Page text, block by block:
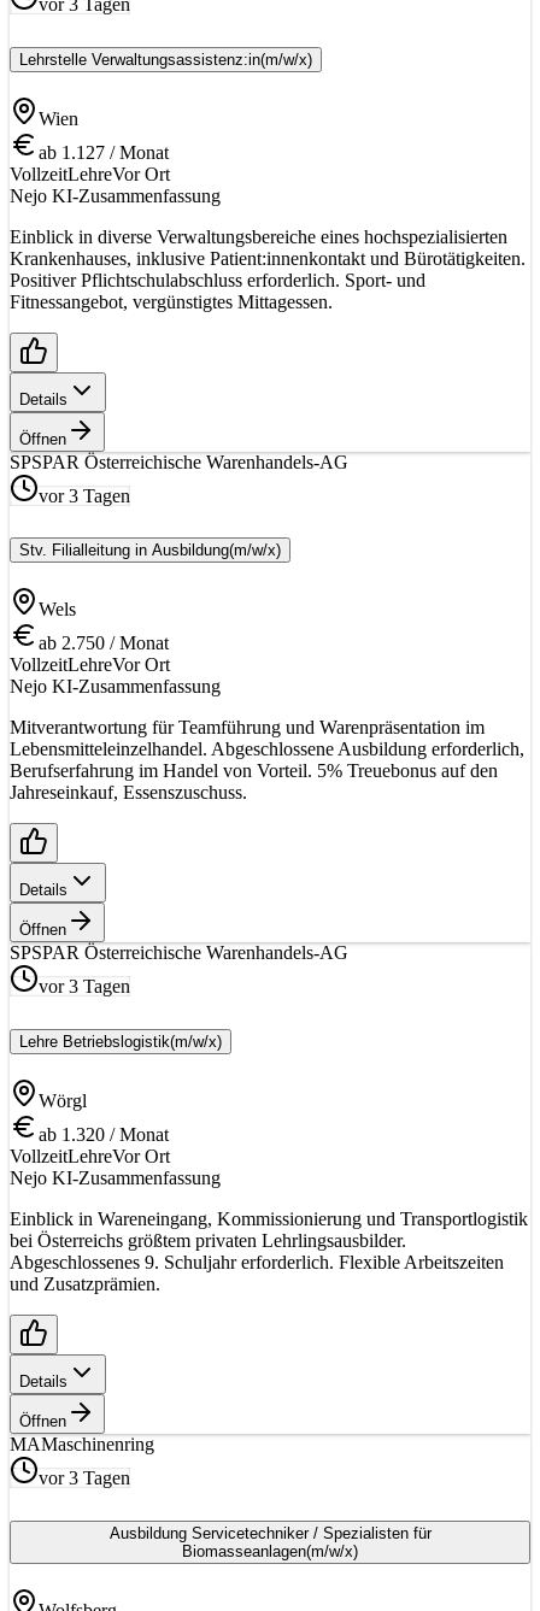
Lehrstelle Verwaltungsassistenz:in(m/w/x)
Wien
ab 1.127 / Monat
VollzeitLehreVor Ort
Nejo KI-Zusammenfassung
Einblick in diverse Verwaltungsbereiche eines hochspezialisierten
Krankenhauses, inklusive Patient:innenkontakt und Bürotätigkeiten.
Positiver Pflichtschulabschluss erforderlich. Sport- und
Fitnessangebot, vergünstigtes Mittagessen.
Details
Öffnen
SPSPAR Österreichische Warenhandels-AG
vor 3 Tagen
Stv. Filialleitung in Ausbildung(m/w/x)
Wels
ab 2.750 / Monat
VollzeitLehreVor Ort
Nejo KI-Zusammenfassung
Mitverantwortung für Teamführung und Warenpräsentation im
Lebensmitteleinzelhandel. Abgeschlossene Ausbildung erforderlich,
Berufserfahrung im Handel von Vorteil. 5% Treuebonus auf den
Jahreseinkauf, Essenszuschuss.
Details
Öffnen
SPSPAR Österreichische Warenhandels-AG
vor 3 Tagen
Lehre Betriebslogistik(m/w/x)
Wörgl
ab 1.320 / Monat
VollzeitLehreVor Ort
Nejo KI-Zusammenfassung
Einblick in Wareneingang, Kommissionierung und Transportlogistik
bei Österreichs größtem privaten Lehrlingsausbilder.
Abgeschlossenes 9. Schuljahr erforderlich. Flexible Arbeitszeiten
und Zusatzprämien.
Details
Öffnen
MAMaschinenring
vor 3 Tagen
Ausbildung Servicetechniker / Spezialisten für
Biomasseanlagen(m/w/x)